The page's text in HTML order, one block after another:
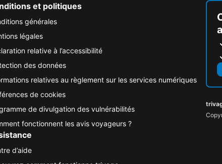
et politiques
générales
légales
relative à l’accessibilité
des données
relatives au règlement sur les services numériques
de cookies
de divulgation des vulnérabilités
fonctionnent les avis voyageurs ?
d’aide